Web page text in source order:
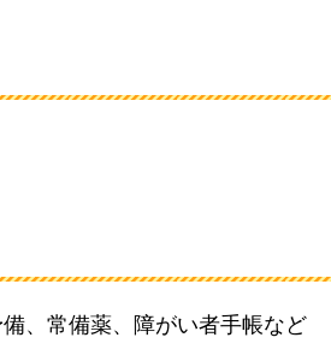
、常備薬、障がい者手帳など